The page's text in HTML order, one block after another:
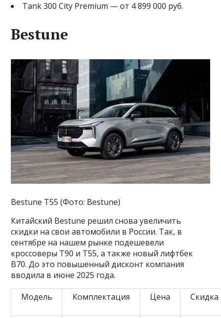
Tank 300 City Premium — от 4 899 000 руб.
Bestune
Bestune T55 (Фото: Bestune)
Китайский Bestune решил снова увеличить
скидки на свои автомобили в России. Так, в
сентябре на нашем рынке подешевели
кроссоверы Т90 и Т55, а также новый лифтбек
В70. До это повышенный дисконт компания
вводила в июне 2025 года.
Модель
Комплектация Цена Скидка